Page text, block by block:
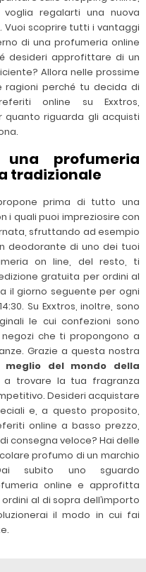
regalarti una nuova
scoprire tutti i vantaggi
di una profumeria online
desideri approfittare di un
Allora nelle prossime
ragioni perché tu decida di
online su Exxtros,
quanto riguarda gli acquisti
profumeria
tradizionale
prima di tutto una
quali puoi impreziosire con
sfruttando ad esempio
deodorante di uno dei tuoi
on line, del resto, ti
gratuita per ordini al
il giorno seguente per ogni
Su Exxtros, inoltre, sono
le cui confezioni sono
che ti propongono a
Grazie a questa nostra
del mondo della
a trovare la tua fragranza
Desideri acquistare
e, a questo proposito,
online a basso prezzo,
consegna veloce? Hai delle
profumo di un marchio
subito uno sguardo
online e approfitta
al di sopra dell’importo
il modo in cui fai